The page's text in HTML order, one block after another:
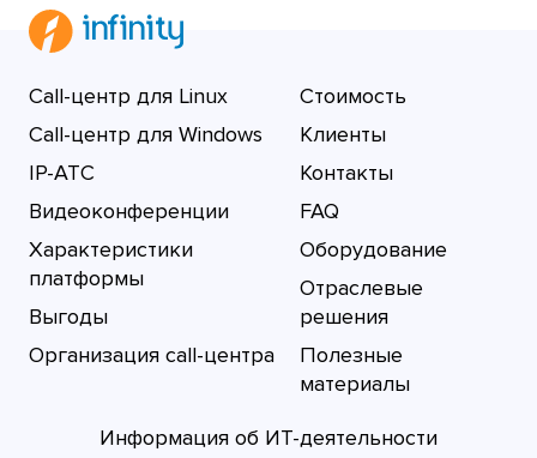
Call-центр для Linux
Call-центр для Windows
IP-АТС
Видеоконференции
Характеристики
платформы
Выгоды
Организация call-центра
Стоимость
Клиенты
Контакты
FAQ
Оборудование
Отраслевые
решения
Полезные
материалы
Информация об ИТ-деятельности